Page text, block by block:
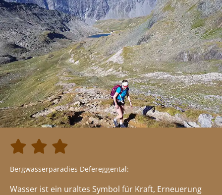
  
Bergwasserparadies Defereggental:
Wasser ist ein uraltes Symbol für Kraft, Erneuerung